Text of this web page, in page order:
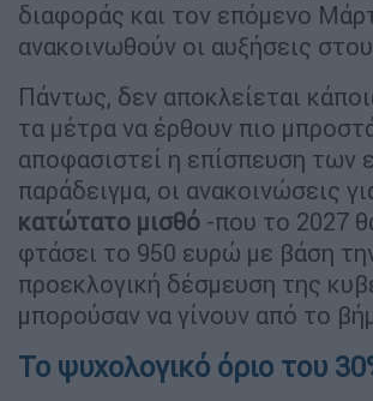
διαφοράς και τον επόμενο
ανακοινωθούν οι αυξήσεις
Πάντως, δεν αποκλείεται
τα μέτρα να έρθουν πιο
αποφασιστεί η επίσπευση των
παράδειγμα, οι ανακοινώσεις
κατώτατο μισθό -που το 2027
φτάσει το 950 ευρώ με βάση
προεκλογική δέσμευση της
μπορούσαν να γίνουν από το
Το ψυχολογικό όριο του